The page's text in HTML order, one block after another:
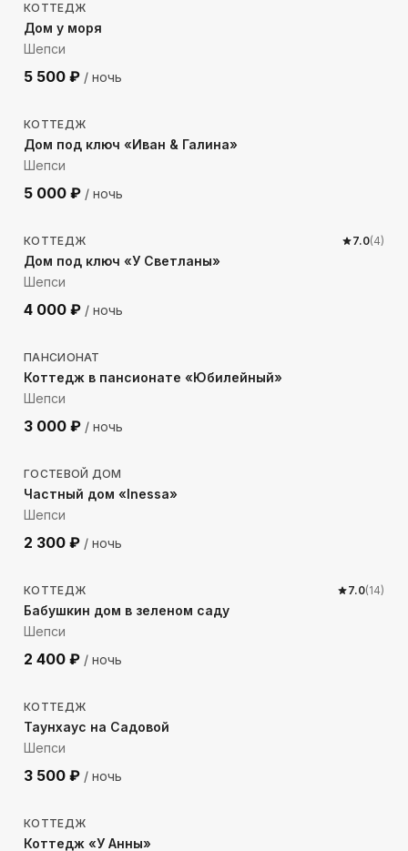
КОТТЕДЖ
Дом у моря
Шепси
5 500 ₽ / ночь
2935 м до моря
КОТТЕДЖ
Дом под ключ «Иван & Галина»
Шепси
5 000 ₽ / ночь
1261м до моря
КОТТЕДЖ 7.0(4)
Дом под ключ «У Светланы»
Шепси
4 000 ₽ / ночь
562м до моря
ПАНСИОНАТ
Коттедж в пансионате «Юбилейный»
Шепси
3 000 ₽ / ночь
1505 м до моря
ГОСТЕВОЙ ДОМ
Частный дом «Inessa»
Шепси
2 300 ₽ / ночь
1888 м до моря
КОТТЕДЖ 7.0(14)
Бабушкин дом в зеленом саду
Шепси
2 400 ₽ / ночь
1573 м до моря
КОТТЕДЖ
Таунхаус на Садовой
Шепси
3 500 ₽ / ночь
209м до моря
КОТТЕДЖ
Коттедж «У Анны»